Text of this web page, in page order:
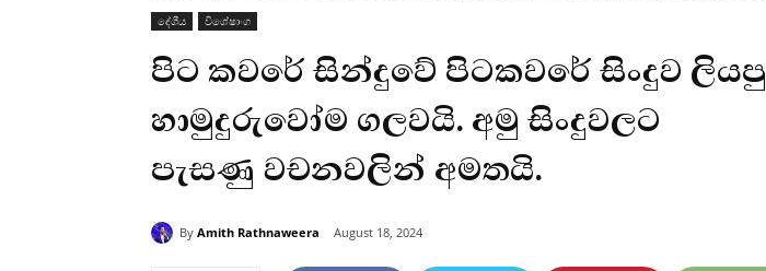
දේශීය විශේෂාංග
පිට කවරේ සින්දුවේ පිටකවරේ සිංදුව ලියපු
හාමුදුරුවෝම ගලවයි. අමු සිංදුවලට
පැසණු වචනවලින් අමතයි.
By Amith Rathnaweera August 18, 2024